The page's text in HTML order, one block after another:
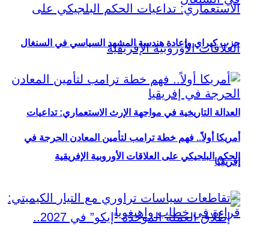
العدالة التاريخية في مواجهة الإرث الاستعماري: تداعيات
الحكم البلجيكي على العلاقات الأوروبية الإفريقية
حزب كيراي وإعادة هندسة المشهد السياسي في السنغال
أمريكا أولاً.. فهم خطة ترامب لتأمين المعادن الحرجة في
إفريقيا